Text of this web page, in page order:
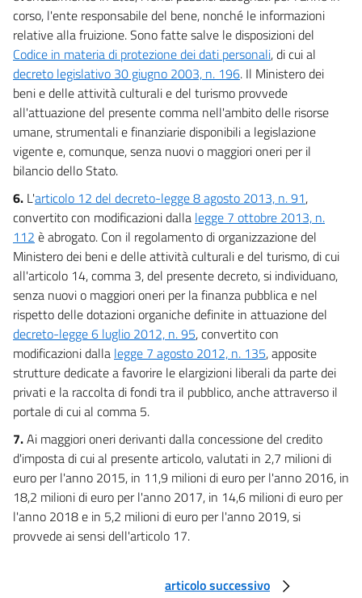
corso, l'ente responsabile del bene, nonché le informazioni
relative alla fruizione. Sono fatte salve le disposizioni del
Codice in materia di protezione dei dati personali, di cui al
decreto legislativo 30 giugno 2003, n. 196. Il Ministero dei
beni e delle attività culturali e del turismo provvede
all'attuazione del presente comma nell'ambito delle risorse
umane, strumentali e finanziarie disponibili a legislazione
vigente e, comunque, senza nuovi o maggiori oneri per il
bilancio dello Stato.
6. L'articolo 12 del decreto-legge 8 agosto 2013, n. 91,
convertito con modificazioni dalla legge 7 ottobre 2013, n.
112 è abrogato. Con il regolamento di organizzazione del
Ministero dei beni e delle attività culturali e del turismo, di cui
all'articolo 14, comma 3, del presente decreto, si individuano,
senza nuovi o maggiori oneri per la finanza pubblica e nel
rispetto delle dotazioni organiche definite in attuazione del
decreto-legge 6 luglio 2012, n. 95, convertito con
modificazioni dalla legge 7 agosto 2012, n. 135, apposite
strutture dedicate a favorire le elargizioni liberali da parte dei
privati e la raccolta di fondi tra il pubblico, anche attraverso il
portale di cui al comma 5.
7.Ai maggiori oneri derivanti dalla concessione del credito
d'imposta di cui al presente articolo, valutati in 2,7 milioni di
euro per l'anno 2015, in 11,9 milioni di euro per l'anno 2016, in
18,2 milioni di euro per l'anno 2017, in 14,6 milioni di euro per
l'anno 2018 e in 5,2 milioni di euro per l'anno 2019, si
provvede ai sensi dell'articolo 17.
articolo successivo